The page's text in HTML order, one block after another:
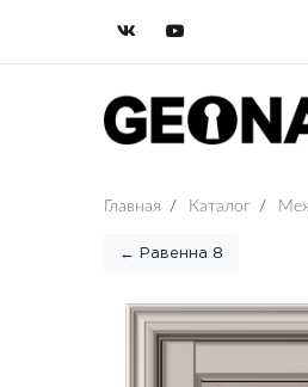
Главная / Каталог /
← Равенна 8